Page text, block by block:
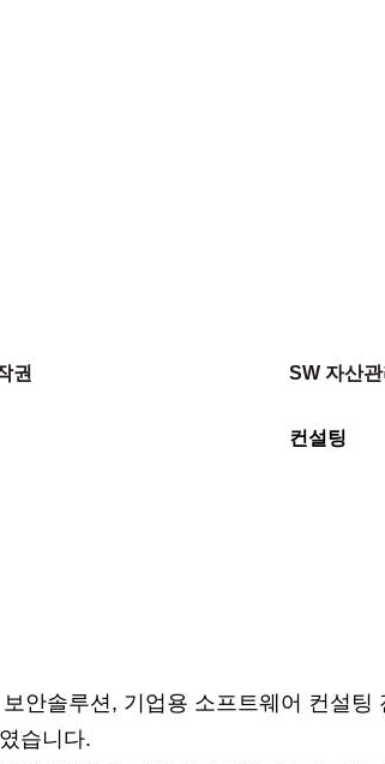
권 SW 자산관
컨설팅
안솔루션, 기업용 소프트웨어 컨설팅
습니다.